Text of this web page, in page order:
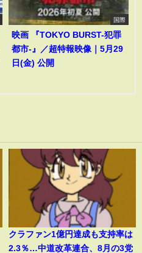
国際
映画 『TOKYO BURST-犯罪
都市-』／超特報映像｜5月29
日(金) 公開
クラファン1億円達成も支持率は
2.3％…中道改革連合、8月の3党